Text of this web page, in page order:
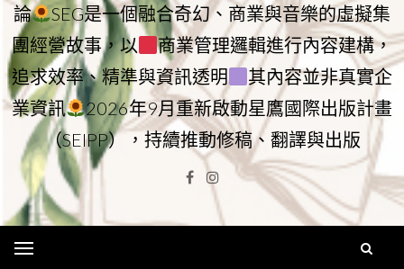
論
SEG是一個融合奇幻、商業與音樂的虛擬集
團經營故事，以
商業管理邏輯進行內容建構，
追求效率、精準與資訊透明
其內容並非真實企
業資訊
2026年9月重新啟動星鷹國際出版計畫
（SEIPP），持續推動修稿、翻譯與出版
Facebook
Instagram